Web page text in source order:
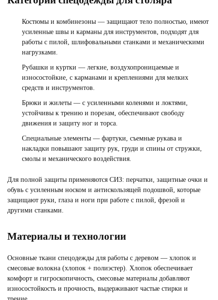
СПЕЦОДЕЖДА ДЛЯ ИТР
Смотреть
Костюмы и комбинезоны — защищают тело полностью, имеют
усиленные швы и карманы для инструментов, подходят для
работы с пилой, шлифовальными станками и механическими
нагрузками.
Рубашки и куртки — легкие, воздухопроницаемые и
износостойкие, с карманами и креплениями для мелких
средств и инструментов.
Брюки и жилеты — с усиленными коленями и локтями,
устойчивы к трению и порезам, обеспечивают свободу
движения и защиту ног и торса.
Специальные элементы — фартуки, съемные рукава и
накладки повышают защиту рук, груди и спины от стружки,
смолы и механического воздействия.
Для полной защиты применяются СИЗ: перчатки, защитные очки и
обувь с усиленным носком и антискользящей подошвой, которые
защищают руки, глаза и ноги при работе с пилой, фрезой и
другими станками.
Материалы и технологии
Основные ткани спецодежды для работы с деревом — хлопок и
смесовые волокна (хлопок + полиэстер). Хлопок обеспечивает
комфорт и гигроскопичность, смесовые материалы добавляют
износостойкость и прочность, выдерживают частые стирки и